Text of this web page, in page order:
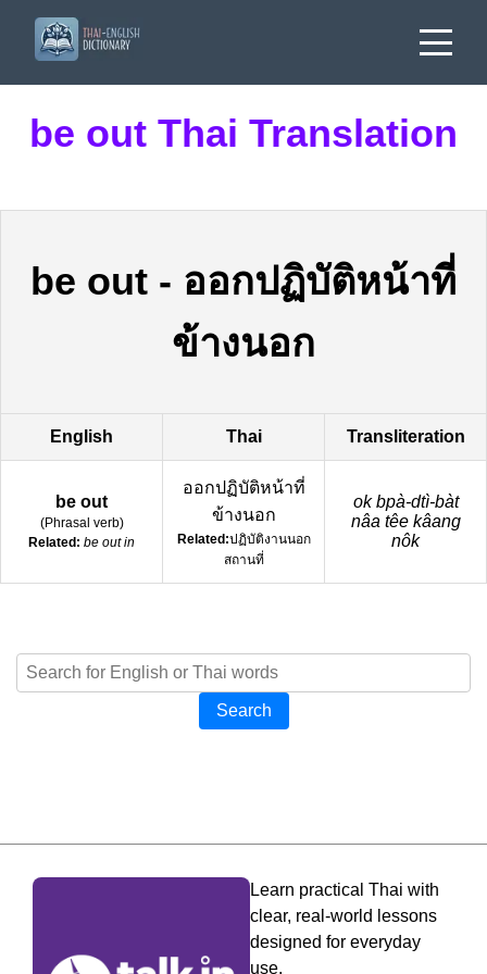
be out Thai Translation
be out - ออกปฏิบัติหน้าที่
ข้างนอก
English Thai Transliteration
be out
(Phrasal verb)
Related: be out in
ออกปฏิบัติหน้าที่
ข้างนอก
Related:ปฏิบัติงานนอก
สถานที่
ok bpà-dtì-bàt
nâa têe kâang
nôk
Search
Learn practical Thai with
clear, real-world lessons
designed for everyday
use.